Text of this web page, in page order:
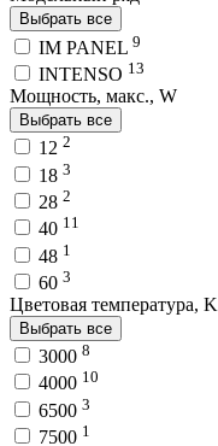
Выбрать все
IM PANEL 9
INTENSO 13
Мощность, макс., W
Выбрать все
12 2
18 3
28 2
40 11
48 1
60 3
Цветовая температура, K
Выбрать все
3000 8
4000 10
6500 3
7500 1